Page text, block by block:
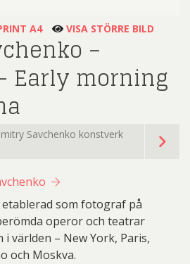
A4 VISA STÖRRE BILD
–
Early morning
Savchenko konstverk
etablerad som fotograf på
operor och teatrar
i världen – New York, Paris,
och Moskva.